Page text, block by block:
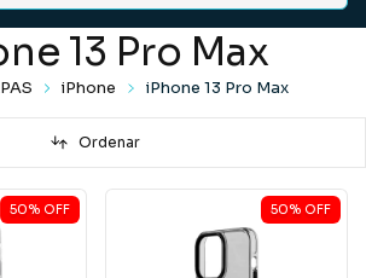
13 Pro Max
iPhone iPhone 13 Pro Max
Ordenar
50% OFF 50% OFF